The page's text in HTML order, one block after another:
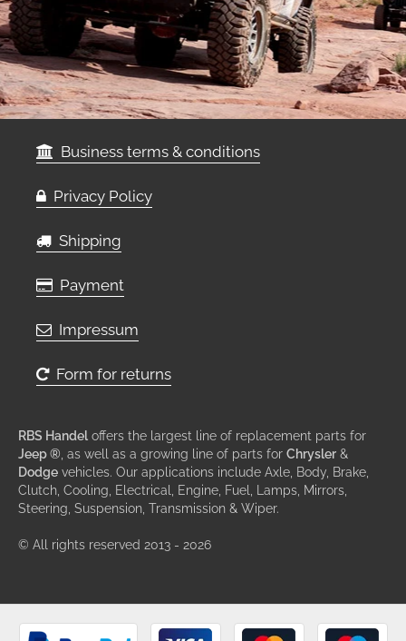
Business terms & conditions
Privacy Policy
Shipping
Payment
Impressum
Form for returns
RBS Handel offers the largest line of replacement parts for
Jeep ® , as well as a growing line of parts for Chrysler &
Dodge vehicles. Our applications include Axle, Body, Brake,
Clutch, Cooling, Electrical, Engine, Fuel, Lamps, Mirrors,
Steering, Suspension, Transmission & Wiper.
© All rights reserved 2013 - 2026